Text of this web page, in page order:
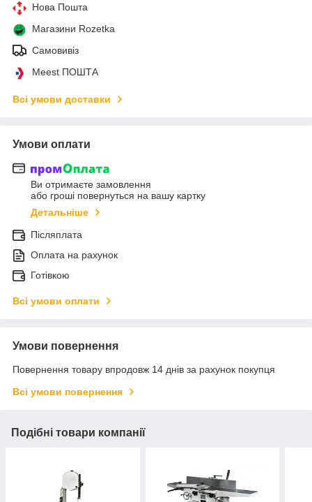
Нова Пошта
Магазини Rozetka
Самовивіз
Meest ПОШТА
Всі умови доставки
Умови оплати
Ви отримаєте замовлення
або гроші повернуться на вашу картку
Детальніше
Післяплата
Оплата на рахунок
Готівкою
Всі умови оплати
Умови повернення
Повернення товару впродовж 14 днів за рахунок покупця
Всі умови повернення
Подібні товари компанії